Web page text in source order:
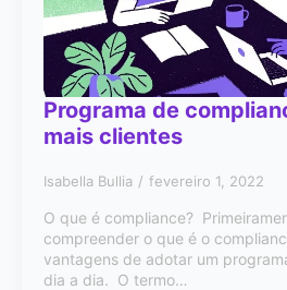
Programa de
mais clientes
Isabella Bullia fevereiro 1, 2022
O que é compliance?
compreender o que é o
vantagens de adotar um
dia a dia. O termo…